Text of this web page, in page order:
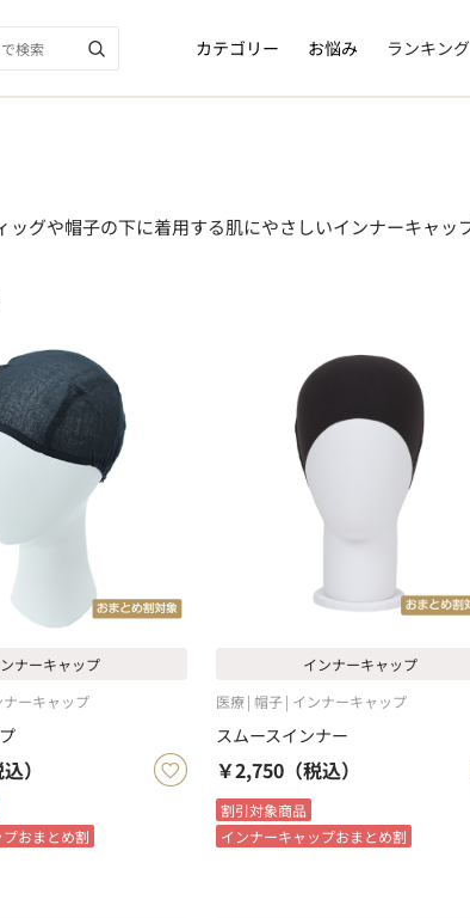
カテゴリー お悩み ランキング
グや帽子の下に着用する肌にやさしいインナーキャッ
ナーキャップ
ナーキャップ
）
おまとめ割
インナーキャップ
医療 帽子 インナーキャップ
スムースインナー
￥2,750 （税込）
割引対象商品
インナーキャップおまとめ割